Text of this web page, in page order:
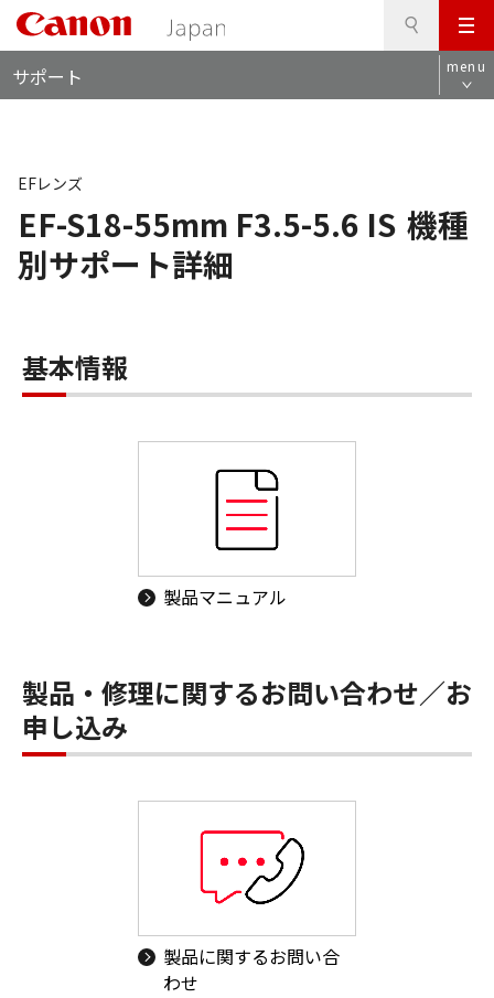
メ
ニ
ュ
サポート menu
EF-S18-55mm F3.5-5.6 IS 機種
別サポート詳細
EFレンズ
基本情報
製品マニュアル
製品・修理に関するお問い合わせ／お
申し込み
製品に関するお問い合
わせ